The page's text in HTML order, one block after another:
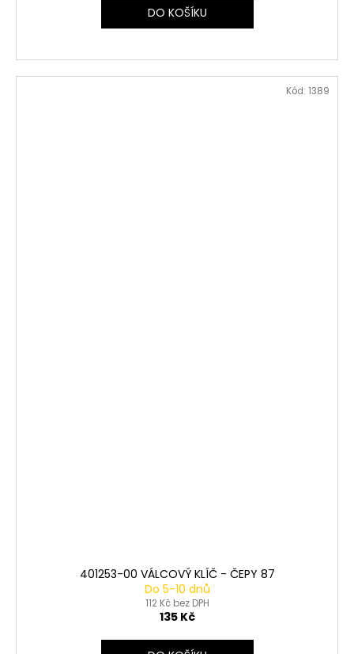
DO KOŠÍKU
401253-00 VÁLCOVÝ KLÍČ - ČEPY 87
Do 5-10 dnů
112 Kč bez DPH
135 Kč
Kód: 1389